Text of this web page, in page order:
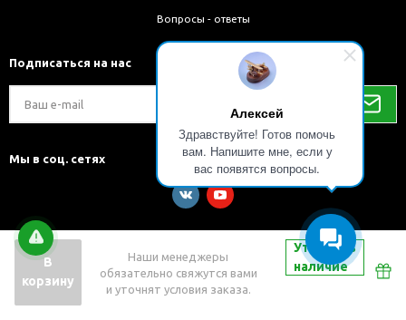
Алексей
Здравствуйте! Готов помочь
вам. Напишите мне, если у
вас появятся вопросы.
Уточнить
наличие
В
корзину
Наши менеджеры
обязательно свяжутся вами
и уточнят условия заказа.
Вопросы - ответы
Подписаться на нас
Мы в соц. сетях
Разработка и внедрение решений на 1С-Битрикс